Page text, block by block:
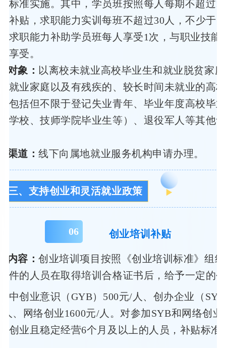
标准实施。其中，学员班按照每人每期不超过
补贴，求职能力实训每班不超过30人，不少于
求职能力补助学员班每人享受1次，与职业技能
享受。
对象： 以离校未就业高校毕业生和就业脱贫家
就业家庭以及有残疾的、较长时间未就业的高
包括但不限于登记失业青年、毕业年度高校毕
学校、技师学院毕业生等）、退役军人等其他
渠道：线下向属地就业服务机构申请办理。
三、支持创业和灵活就业政策
06 创业培训补贴
内容：创业培训项目按照《创业培训标准》组
件的人员在取得培训合格证书后，给予一定的
中创业意识（GYB）500元/人、创办企业（ SYB
人、网络创业1600元/人。对参加SYB和网络创业
创业且稳定经营6个月及以上的人员，补贴标准